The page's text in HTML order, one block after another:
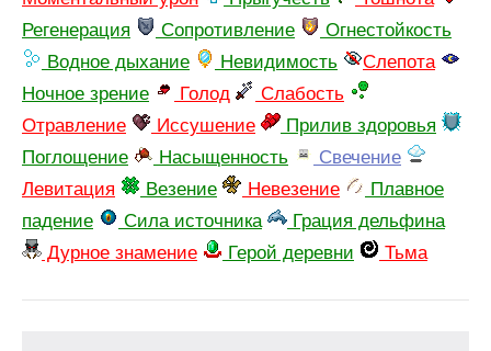
Регенерация
Сопротивление
Огнестойкость
Водное дыхание
Невидимость
Слепота
Ночное зрение
Голод
Слабость
Отравление
Иссушение
Прилив здоровья
Поглощение
Насыщенность
Свечение
Левитация
Везение Невезение
Плавное
падение
Сила источника
Грация дельфина
Дурное знамение
Герой деревни Тьма